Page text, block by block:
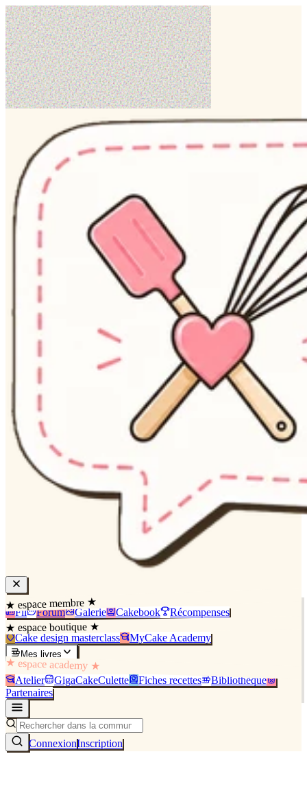
★ espace membre ★
Fil Forum Galerie Cakebook Récompenses
★ espace boutique ★
Cake design masterclass MyCake Academy
Mes livres
★ espace academy ★
Atelier GigaCakeCulette Fiches recettes
Bibliothèque
Partenaires
ConnexionInscription